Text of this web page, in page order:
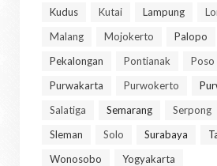
Kudus
Kutai Lampung
Malang
Mojokerto Palopo
Pekalongan
Pontianak Poso
Purwakarta
Purwokerto
Salatiga
Semarang Serpong
Sleman
Solo Surabaya
Wonosobo
Yogyakarta